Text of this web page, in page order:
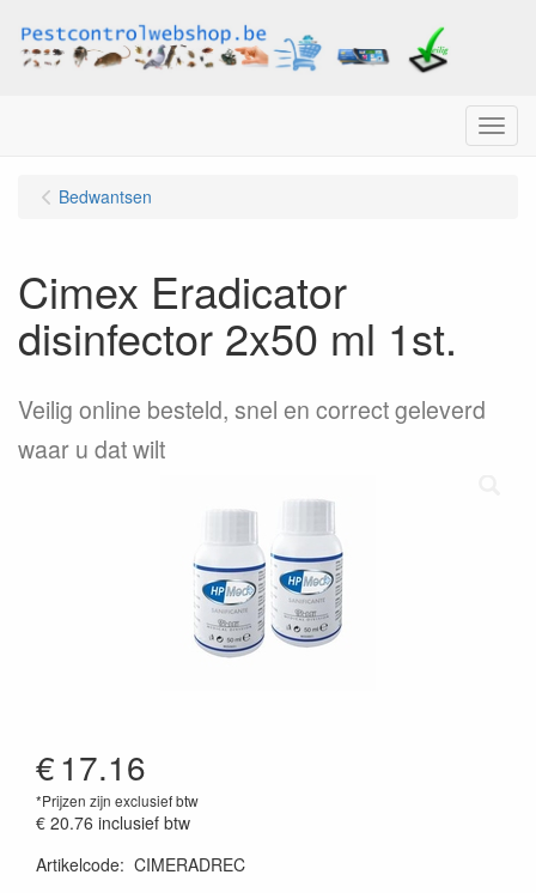
Menu
Bedwantsen
Cimex Eradicator
disinfector 2x50 ml 1st.
Veilig online besteld, snel en correct geleverd
waar u dat wilt
€17.16
*Prijzen zijn exclusief btw
€ 20.76 inclusief btw
Artikelcode: CIMERADREC